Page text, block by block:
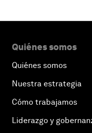
Quiénes somos
Quiénes somos
Nuestra estrategia
Cómo trabajamos
Liderazgo y